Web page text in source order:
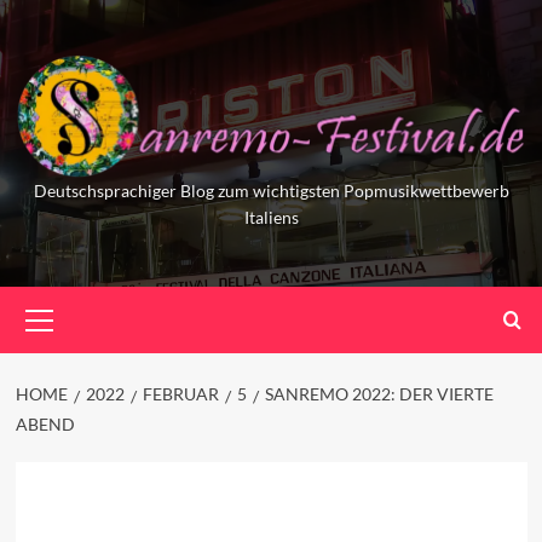
Skip
to
content
Deutschsprachiger Blog zum wichtigsten Popmusikwettbewerb
Italiens
Menu
HOME 2022 FEBRUAR 5
SANREMO 2022: DER VIERTE
ABEND